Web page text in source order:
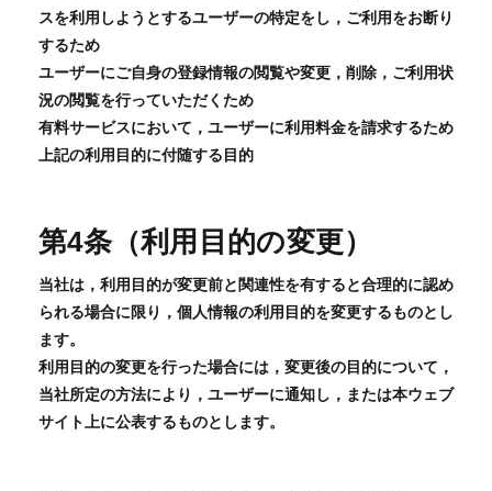
スを利用しようとするユーザーの特定をし，ご利用をお断り
するため
ユーザーにご自身の登録情報の閲覧や変更，削除，ご利用状
況の閲覧を行っていただくため
有料サービスにおいて，ユーザーに利用料金を請求するため
上記の利用目的に付随する目的
第4条（利用目的の変更）
当社は，利用目的が変更前と関連性を有すると合理的に認め
られる場合に限り，個人情報の利用目的を変更するものとし
ます。
利用目的の変更を行った場合には，変更後の目的について，
当社所定の方法により，ユーザーに通知し，または本ウェブ
サイト上に公表するものとします。